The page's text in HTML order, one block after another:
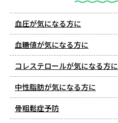
血圧が気になる方に
血糖値が気になる方に
コレステロールが気になる方に
中性脂肪が気になる方に
骨粗鬆症予防